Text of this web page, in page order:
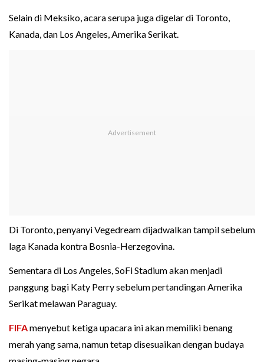
Selain di Meksiko, acara serupa juga digelar di Toronto,
Kanada, dan Los Angeles, Amerika Serikat.
Di Toronto, penyanyi Vegedream dijadwalkan tampil sebelum
laga Kanada kontra Bosnia-Herzegovina.
Sementara di Los Angeles, SoFi Stadium akan menjadi
panggung bagi Katy Perry sebelum pertandingan Amerika
Serikat melawan Paraguay.
FIFAmenyebut ketiga upacara ini akan memiliki benang
merah yang sama, namun tetap disesuaikan dengan budaya